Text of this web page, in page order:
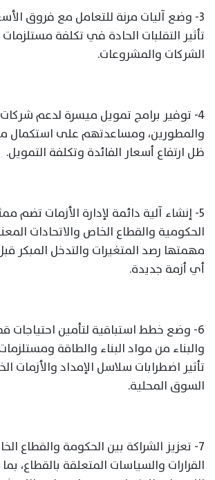
3- وضع آليات مرنة للتعامل مع فروق
تأثير التقلبات الحادة في تكلفة مستلزمات
الشركات والمشروعات.
4- توفير برامج تمويل ميسرة لدعم شركات
والمطورين، ومساعدتهم على
ظل ارتفاع أسعار الفائدة وتكلفة التمويل.
5- إنشاء آلية دائمة لإدارة الأزمات تضم
الحكومية والقطاع الخاص والاتحادات
مهمتها رصد المتغيرات والتدخل المبكر
أي أزمة جديدة.
6- وضع خطط استباقية لتأمين احتياجات
والبناء من مواد البناء والطاقة ومستلزمات
تأثير اضطرابات سلاسل الإمداد والأزمات
السوق المحلية.
7- تعزيز الشراكة بين الحكومة والقطاع
القرارات والسياسات المتعلقة بالقطاع،